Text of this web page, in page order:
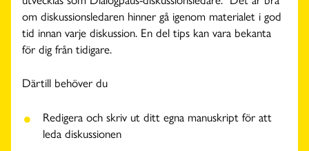
om diskussionsledaren hinner gå igenom materialet i god
tid innan varje diskussion. En del tips kan vara bekanta
för dig från tidigare.
Därtill behöver du
Redigera och skriv ut ditt egna manuskript för att
leda diskussionen